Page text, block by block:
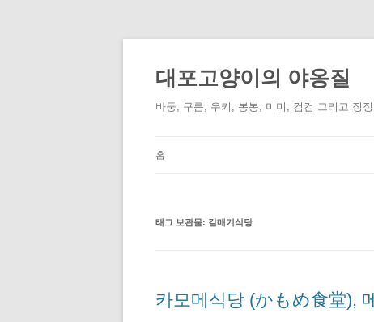
로
너
뛰
대포고양이의 야옹질
바둥, 구름, 우키, 봉봉, 미미, 컴컴 그리고 징징
홈
태그 보관물: 갈매기식당
카모메식당 (かもめ食堂),